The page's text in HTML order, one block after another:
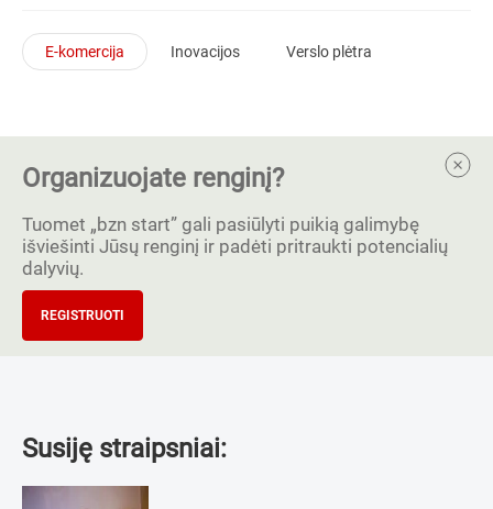
E-komercija Inovacijos Verslo plėtra
Organizuojate renginį?
Tuomet „bzn start” gali pasiūlyti puikią galimybę
išviešinti Jūsų renginį ir padėti pritraukti potencialių
dalyvių.
REGISTRUOTI
Susiję straipsniai: